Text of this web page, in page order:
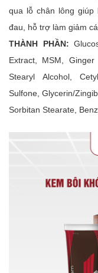
qua lỗ chân lông
đau, hỗ trợ làm giảm
THÀNH PHẦN:
Extract, MSM, Ginger
Stearyl Alcohol,
Sulfone, Glycerin/
Sorbitan Stearate,